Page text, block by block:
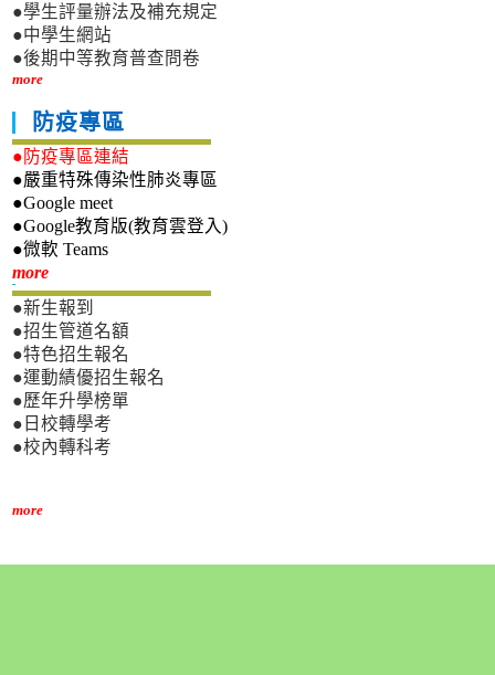
●學生評量辦法及補充規定
●中學生網站
●後期中等教育普查問卷
more
防疫專區
●防疫專區連結
●嚴重特殊傳染性肺炎專區
●Google meet
●Google教育版(教育雲登入)
●微軟 Teams
more新生專區
●新生報到
●招生管道名額
●特色招生報名
●運動績優招生報名
●歷年升學榜單
●日校轉學考
●校內轉科考
more